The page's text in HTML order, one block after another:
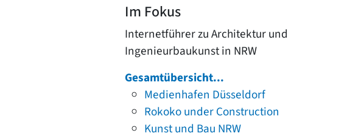
Im Fokus
Internetführer zu Architektur und
Ingenieurbaukunst in NRW
Gesamtübersicht...
Medienhafen Düsseldorf
Rokoko under Construction
Kunst und Bau NRW